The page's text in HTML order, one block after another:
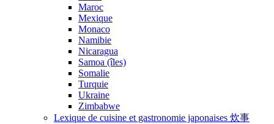
Maroc
Mexique
Monaco
Namibie
Nicaragua
Samoa (îles)
Somalie
Turquie
Ukraine
Zimbabwe
Lexique de cuisine et gastronomie japonaises 炊事